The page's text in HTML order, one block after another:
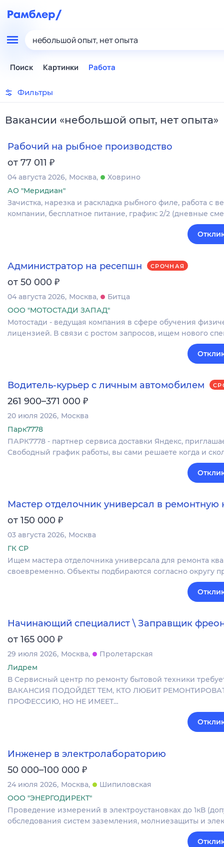
небольшой опыт, нет опыта
Поиск Картинки Работа
Фильтры
Вакансии «небольшой опыт, нет опыта»
Рабочий на рыбное производство
от 77 011 ₽
04 августа 2026 Москва
Ховрино
АО "Меридиан"
Зачистка, нарезка и раскладка рыбного филе, работа с
компании, бесплатное питание, график: 2/2 (дневные
Администратор на ресепшн СРОЧНАЯ
от 50 000 ₽
04 августа 2026 Москва
Битца
ООО "МОТОСТАДИ ЗАПАД"
Мотостади - ведущая компания в сфере обучения
лицензией. В связи с ростом запросов, ищем нового
Водитель-курьер с личным автомобилем
261 900–371 000 ₽
20 июля 2026 Москва
Парк7778
ПАРК7778 - партнер сервиса доставки Яндекс,
Свободный график работы, вы сами решаете когда и
Мастер отделочник универсал в
от 150 000 ₽
03 августа 2026 Москва
ГК СР
Ищем мастера отделочника универсала для ремонта
своевременно. Объекты подбираются согласно округу
Начинающий специалист \ Заправщик
от 165 000 ₽
29 июля 2026 Москва
Пролетарская
Лидрем
В Сервисный центр по ремонту бытовой техники
ВАКАНСИЯ ПОДОЙДЕТ ТЕМ, КТО ЛЮБИТ
ПРОФЕССИЮ, НО НЕ ИМЕЕТ…
Инженер в электролабораторию
50 000–100 000 ₽
24 июля 2026 Москва
Шипиловская
ООО "ЭНЕРГОДИРЕКТ"
Проведение измерений в электроустановках до 1кВ
обследования систем заземления, молниезащиты и